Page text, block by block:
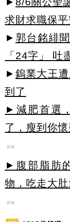
求財求職保平
► 郭台銘緋
「24字」 吐
► 鎢業大王
到了
►減肥首選
了，瘦到你
PR
►腹部脂肪
物，吃走大
PR